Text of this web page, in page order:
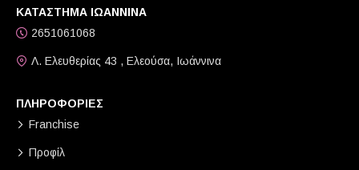
ΚΑΤΑΣΤΗΜΑ ΙΩΑΝΝΙΝΑ
2651061068
Λ. Ελευθερίας 43 , Ελεούσα, Ιωάννινα
ΠΛΗΡΟΦΟΡΙΕΣ
Franchise
Προφίλ